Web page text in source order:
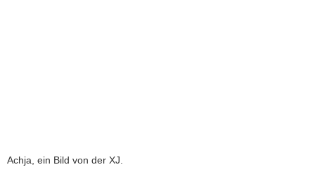
Achja, ein Bild von der XJ.